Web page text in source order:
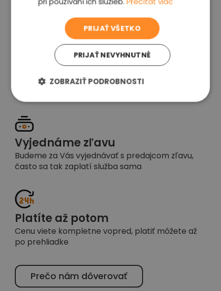
voľba
Garancia spokojnosti
Pokiaľ nebudete s našou prácou spokojní,
Vyjednáme zľavu
Budeme za Vás vyjednávať s predajcom zľavu,
často sa tak zaplatí služba sama
Platíte až potom
Cenu viete kompletne vopred, platiť môžete až
po prehliadke
Prečo nám dôverovať
PRIJAŤ VŠETKO
PRIJAŤ NEVYHNUTNÉ
ZOBRAZIŤ PODROBNOSTI